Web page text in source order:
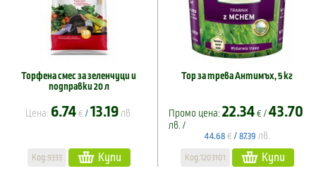
Торфена смес за зеленчуци и
подправки 20 л
Цена: 6.74 € / 13.19 лв.
Код:9333 Купи
Тор за трева Антимъх, 5 кг
Промо цена: 22.34 € / 43.70
лв. /
44.68 € / 87.39 лв.
Код:1203101 Купи